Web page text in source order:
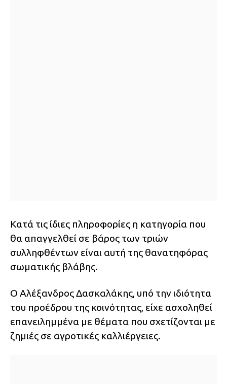
Κατά τις ίδιες πληροφορίες η κατηγορία που
θα απαγγελθεί σε βάρος των τριών
συλληφθέντων είναι αυτή της θανατηφόρας
σωματικής βλάβης.
Ο Αλέξανδρος Δασκαλάκης, υπό την ιδιότητα
του προέδρου της κοινότητας, είχε ασχοληθεί
επανειλημμένα με θέματα που σχετίζονται με
ζημιές σε αγροτικές καλλιέργειες.